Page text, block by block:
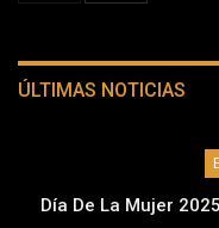
ÚLTIMAS NOTICIAS
Día De La Mujer